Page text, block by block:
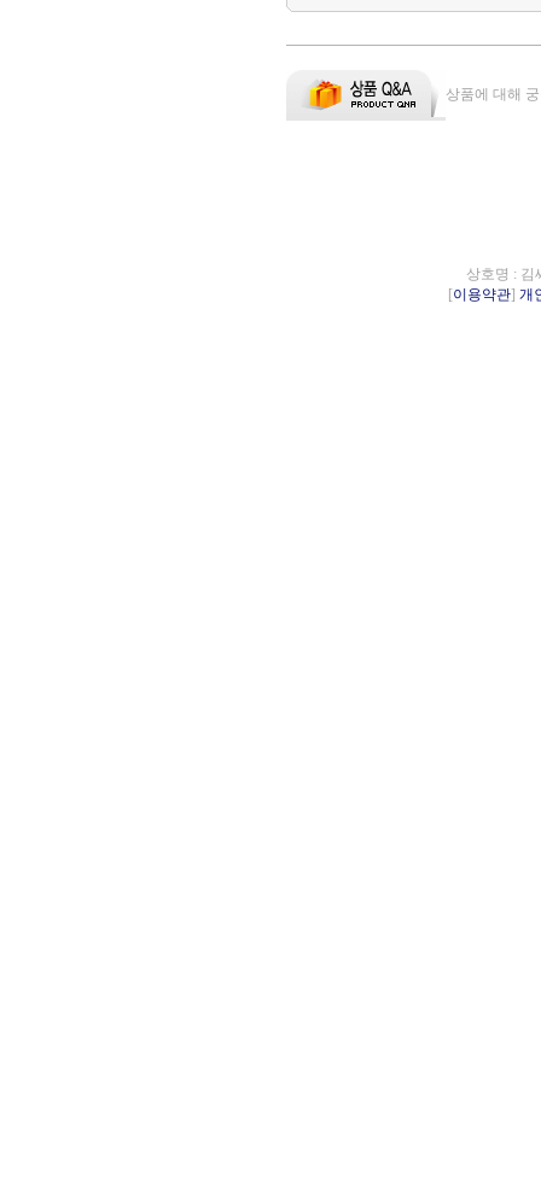
상품에 대해
상호명 : 김
[이용약관] 개